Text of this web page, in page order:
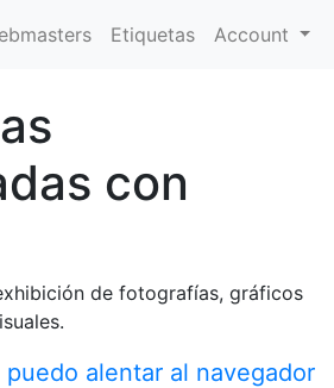
Etiquetas Account
con
de fotografías, gráficos
puedo alentar al navegador